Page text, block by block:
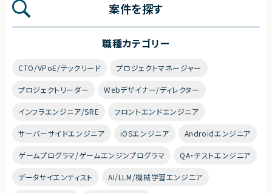
案件を探す
職種カテゴリー
CTO/VPoE/テックリード プロジェクトマネージャー
プロジェクトリーダー Webデザイナー/ディレクター
インフラエンジニア/SRE フロントエンドエンジニア
サーバーサイドエンジニア iOSエンジニア Androidエンジニア
ゲームプログラマ/ゲームエンジンプログラマ QA・テストエンジニア
データサイエンティスト AI/LLM/機械学習エンジニア